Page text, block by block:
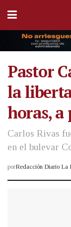
Pastor
la
horas, a
Carlos Rivas
en el bulevar
porRedacción Diario La